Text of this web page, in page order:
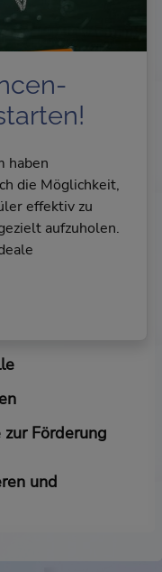
haben
die Möglichkeit,
effektiv zu
aufzuholen.
Förderung
und